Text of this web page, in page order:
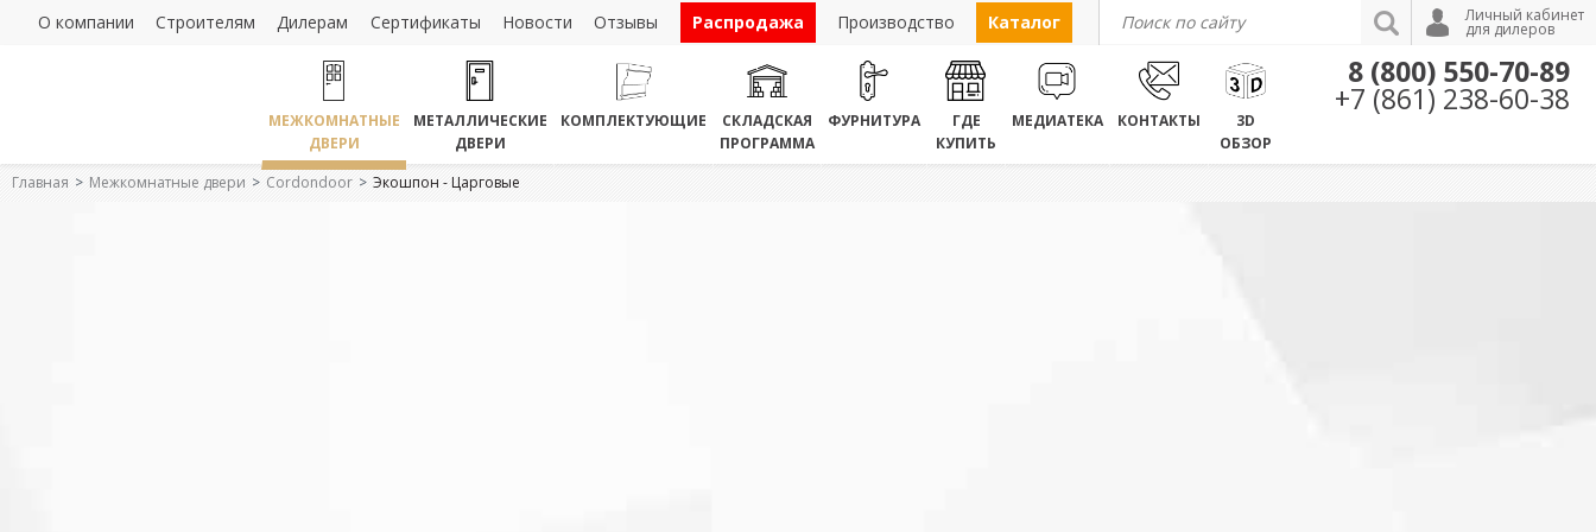
О компании Строителям Дилерам Сертификаты Новости Отзывы Распродажа Производство Каталог Личный кабинет
для дилеров
8 (800) 550-70-89
+7 (861) 238-60-38
МЕЖКОМНАТНЫЕ
ДВЕРИ
МЕТАЛЛИЧЕСКИЕ
ДВЕРИ
КОМПЛЕКТУЮЩИЕ
СКЛАДСКАЯ
ПРОГРАММА
ФУРНИТУРА
ГДЕ
КУПИТЬ
МЕДИАТЕКА КОНТАКТЫ
3D
ОБЗОР
Главная
Межкомнатные двери Cordondoor Экошпон - Царговые